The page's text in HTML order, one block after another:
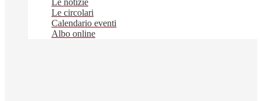
Le notizie
Le circolari
Calendario eventi
Albo online